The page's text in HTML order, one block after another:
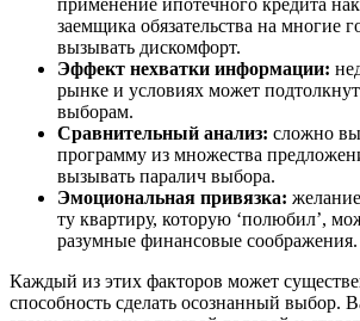
применение ипотечного кредита
заемщика обязательства на многие
вызывать дискомфорт.
Эффект нехватки информации:
рынке и условиях может
выборам.
Сравнительный анализ: сложно
программу из множества
вызывать паралич выбора.
Эмоциональная привязка:
ту квартиру, которую ‘полюбил’,
разумные финансовые соображения.
Каждый из этих факторов может
способность сделать осознанный выбор.